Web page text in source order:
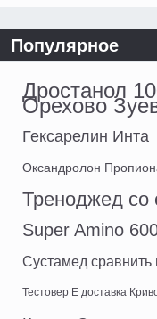
Популярное
Дростанол
Орехово
Гексарелин Инта
Оксандролон
Треноджед со
Super Amino
Сустамед
Тестовер Е доставка